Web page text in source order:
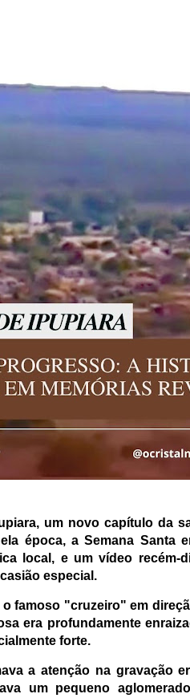
um novo capítulo da
época, a Semana Santa
local, e um vídeo recém-
especial.
famoso "cruzeiro" em
era profundamente
forte.
a atenção na gravação
um pequeno